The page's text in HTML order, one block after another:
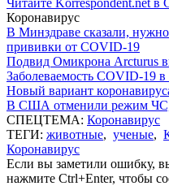
Коронавирус
В Минздраве сказали,
прививки от COVID-19
Подвид Омикрона Arcturus
Заболеваемость COVID-19
Новый вариант
В США отменили режим ЧС,
СПЕЦТЕМА: Коронавирус
ТЕГИ: животные, ученые,
Коронавирус
Если вы заметили ошибку,
нажмите Ctrl+Enter, чтобы